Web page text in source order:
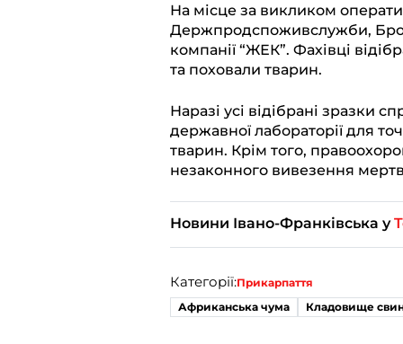
На місце за викликом
Держпродспоживслужби,
компанії “ЖЕК”. Фахівці
та поховали тварин.
Наразі усі відібрані зразки
державної лабораторії для
тварин. Крім того,
незаконного вивезення
Новини Івано-Франківська у
Категорії:Прикарпаття
Африканська чума
Кладовище